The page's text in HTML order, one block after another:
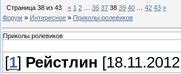
Страница 38 из 43 « 1 2 36 37 38 39 40 42 43 »
Форум » Интересное » Приколы ролевиков
Приколы ролевиков
[1] Рейстлин